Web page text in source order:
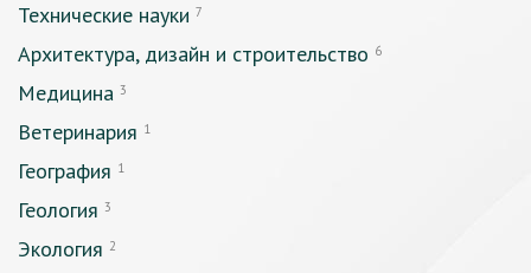
Технические науки 7
Архитектура, дизайн и строительство 6
Медицина 3
Ветеринария 1
География 1
Геология 3
Экология 2